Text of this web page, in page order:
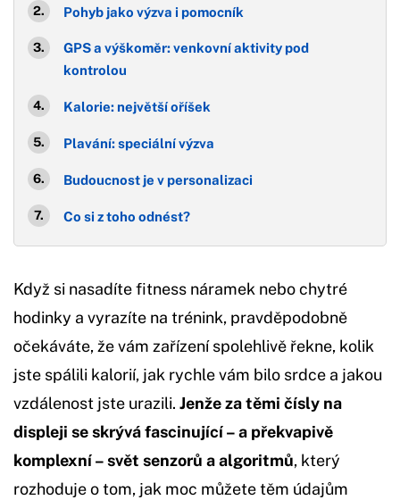
Pohyb jako výzva i pomocník
GPS a výškoměr: venkovní aktivity pod
kontrolou
Kalorie: největší oříšek
Plavání: speciální výzva
Budoucnost je v personalizaci
Co si z toho odnést?
Když si nasadíte fitness náramek nebo chytré
hodinky a vyrazíte na trénink, pravděpodobně
očekáváte, že vám zařízení spolehlivě řekne, kolik
jste spálili kalorií, jak rychle vám bilo srdce a jakou
vzdálenost jste urazili. Jenže za těmi čísly na
displeji se skrývá fascinující – a překvapivě
komplexní – svět senzorů a algoritmů, který
rozhoduje o tom, jak moc můžete těm údajům